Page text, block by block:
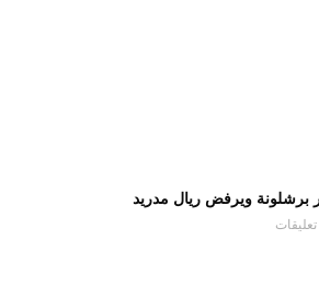
برشلونة ويرفض ريال مدريد
تعليقات